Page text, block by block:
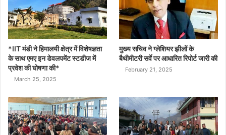
*IIT मंडी ने हिमालयी क्षेत्र में विशेषज्ञता
के साथ एमए इन डेवलपमेंट स्टडीज में
प्रवेश की घोषणा की*
March 25, 2025
मुख्य सचिव ने ग्लेशियर झीलों के
बैथीमीटरी सर्वे पर आधारित रिपोर्ट जारी की
February 21, 2025